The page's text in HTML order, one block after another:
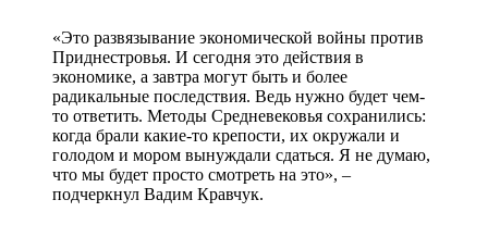
«Это развязывание экономической войны против
Приднестровья. И сегодня это действия в
экономике, а завтра могут быть и более
радикальные последствия. Ведь нужно будет чем-
то ответить. Методы Средневековья сохранились:
когда брали какие-то крепости, их окружали и
голодом и мором вынуждали сдаться. Я не думаю,
что мы будет просто смотреть на это», –
подчеркнул Вадим Кравчук.